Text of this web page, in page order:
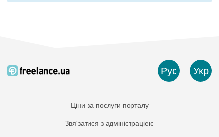
Рус Укр
Ціни за послуги порталу
Звя'затися з адміністраціею